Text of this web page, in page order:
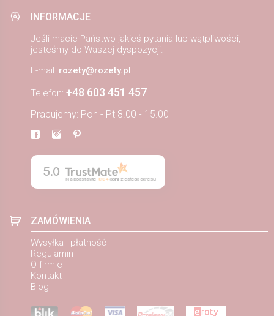
INFORMACJE
Jeśli macie Państwo jakieś pytania lub wątpliwości,
jesteśmy do Waszej dyspozycji.
E-mail: rozety@rozety.pl
Telefon: +48 603 451 457
Pracujemy: Pon - Pt 8.00 - 15.00
5.0
Na podstawie 884opinii z całego okresu
ZAMÓWIENIA
Wysyłka i płatność
Regulamin
O firmie
Kontakt
Blog